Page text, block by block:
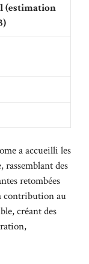
(estimation
a accueilli les
rassemblant des
retombées
contribution au
créant des